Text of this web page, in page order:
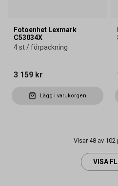
Fotoenhet Lexmark
C53034X
4 st / förpackning
3 159 kr
Lägg i varukorgen
Visar 48 av
VISA